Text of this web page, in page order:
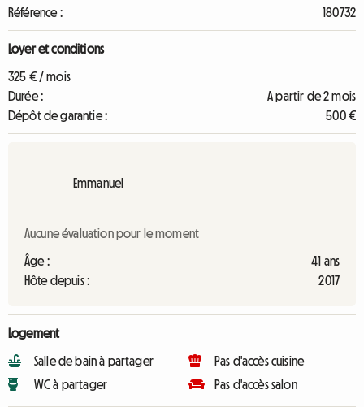
Référence :
180732
Loyer et conditions
325 € / mois
Durée :
A partir de 2 mois
Dépôt de garantie :
500 €
Emmanuel
Aucune évaluation pour le moment
Âge :
41 ans
Hôte depuis :
2017
Logement
Salle de bain à partager
WC à partager
Pas d'accès cuisine
Pas d'accès salon